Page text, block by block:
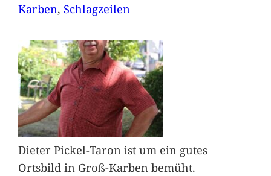
Karben, Schlagzeilen
Dieter Pickel-Taron ist um ein gutes
Ortsbild in Groß-Karben bemüht.